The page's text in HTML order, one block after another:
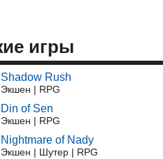
игры
Shadow Rush
Экшен | RPG
Din of Sen
Экшен | RPG
Nightmare of Nady
Экшен | Шутер | RPG